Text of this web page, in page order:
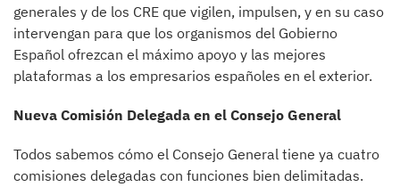
generales y de los CRE que vigilen, impulsen, y en su caso
intervengan para que los organismos del Gobierno
Español ofrezcan el máximo apoyo y las mejores
plataformas a los empresarios españoles en el exterior.
Nueva Comisión Delegada en el Consejo General
Todos sabemos cómo el Consejo General tiene ya cuatro
comisiones delegadas con funciones bien delimitadas.